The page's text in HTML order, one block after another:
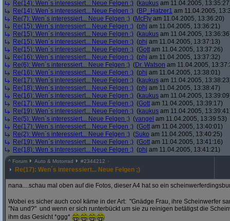
Re(14): Wen´s interessiert... Neue Felgen ;) (kaukus am 11.04.2005,
Re(14): Wen´s interessiert... Neue Felgen ;) (BP_Hatzer1 am 11.04.2005,
Re(7): Wen´s interessiert... Neue Felgen ;) (McFly am 11.04.2005, 13:36:20)
Re(15): Wen´s interessiert... Neue Felgen ;) (phj am 11.04.2005, 13:36:21)
Re(15): Wen´s interessiert... Neue Felgen ;) (kaukus am 11.04.2005,
Re(15): Wen´s interessiert... Neue Felgen ;) (phj am 11.04.2005, 13:37:13)
Re(15): Wen´s interessiert... Neue Felgen ;) (Gott am 11.04.2005, 13:37:26)
Re(16): Wen´s interessiert... Neue Felgen ;) (phj am 11.04.2005, 13:37:32)
Re(6): Wen´s interessiert... Neue Felgen ;) (Dr. Watson am 11.04.2005,
Re(16): Wen´s interessiert... Neue Felgen ;) (phj am 11.04.2005, 13:38:01)
Re(17): Wen´s interessiert... Neue Felgen ;) (kaukus am 11.04.2005,
Re(18): Wen´s interessiert... Neue Felgen ;) (phj am 11.04.2005, 13:38:47)
Re(16): Wen´s interessiert... Neue Felgen ;) (kaukus am 11.04.2005,
Re(17): Wen´s interessiert... Neue Felgen ;) (Gott am 11.04.2005, 13:39:17)
Re(19): Wen´s interessiert... Neue Felgen ;) (kaukus am 11.04.2005,
Re(5): Wen´s interessiert... Neue Felgen ;) (yangel am 11.04.2005, 13:39:53)
Re(17): Wen´s interessiert... Neue Felgen ;) (Gott am 11.04.2005, 13:40:01)
Re(2): Wen´s interessiert... Neue Felgen ;) (Suko am 11.04.2005, 13:40:25)
Re(19): Wen´s interessiert... Neue Felgen ;) (Gott am 11.04.2005, 13:41:16)
Re(18): Wen´s interessiert... Neue Felgen ;) (phj am 11.04.2005, 13:41:21)
^ Forum Auto & Motorrad #2344212
Re(17): Wen´s interessiert... Neue Felgen ;)
nana....schau mal oben auf die Fotos, dieser A4 hat so ein
Wobei es sicher auch cool käme in der Art: "Gnädge Frau, ihre Scheinwerfer
"Na und?" und wenn er sich runterbückt um sie zu reinigen betätigst die
ihm das Gesicht *ggg*